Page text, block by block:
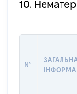
10.
№
ЗАГАЛЬНА